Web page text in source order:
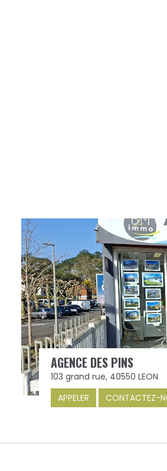
AGENCE DES PINS
103 grand rue, 40550 LEON
APPELER
CONTACTEZ-